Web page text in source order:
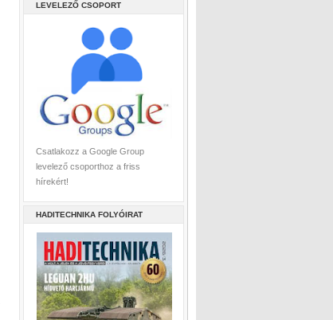
LEVELEZŐ CSOPORT
Csatlakozz a Google Group
levelező csoporthoz a friss
hírekért!
HADITECHNIKA FOLYÓIRAT